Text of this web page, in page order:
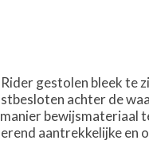
Rider gestolen bleek
achter de
aantrekkelijke